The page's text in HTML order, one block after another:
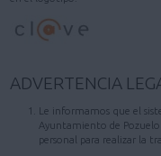
ADVERTENCIA
Le informamos que el
Ayuntamiento de
personal para realizar la